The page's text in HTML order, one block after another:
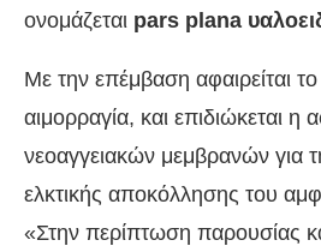
ονομάζεται pars plana
Με την επέμβαση αφαιρείται
αιμορραγία, και επιδιώκεται η
νεοαγγειακών μεμβρανών για
ελκτικής αποκόλλησης του
«Στην περίπτωση παρουσίας